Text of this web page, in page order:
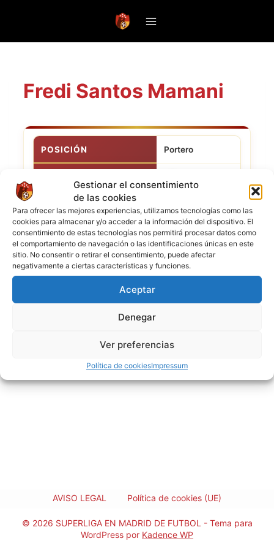
Gestionar el consentimiento
de las cookies
Para ofrecer las mejores experiencias, utilizamos tecnologías como las
cookies para almacenar y/o acceder a la información del dispositivo. El
consentimiento de estas tecnologías nos permitirá procesar datos como
el comportamiento de navegación o las identificaciones únicas en este
sitio. No consentir o retirar el consentimiento, puede afectar
negativamente a ciertas características y funciones.
Aceptar
Denegar
Ver preferencias
Política de cookiesImpressum
Fredi Santos Mamani
POSICIÓN Portero
CLUB ACTUAL
Candelaria
NACIONALIDAD
FECHA DE NACIMIENTO
2 de junio de
1985
AVISO LEGAL Política de cookies (UE)
© 2026 SUPERLIGA EN MADRID DE FUTBOL - Tema para
WordPress por Kadence WP